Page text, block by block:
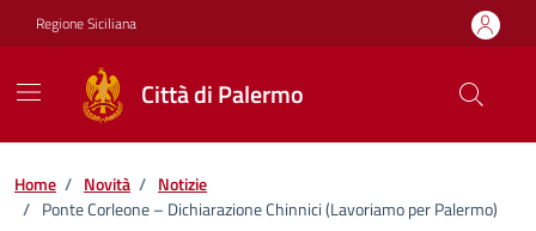
Vai ai contenuti
Vai al footer
Regione Siciliana
Città di Palermo
Home / Novità / Notizie
/ Ponte Corleone – Dichiarazione Chinnici (Lavoriamo per Palermo)